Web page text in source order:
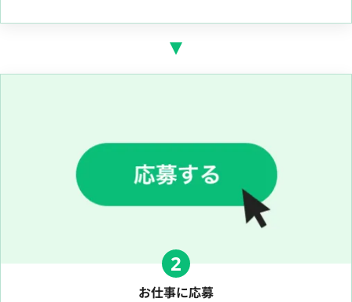
2
お仕事に応募